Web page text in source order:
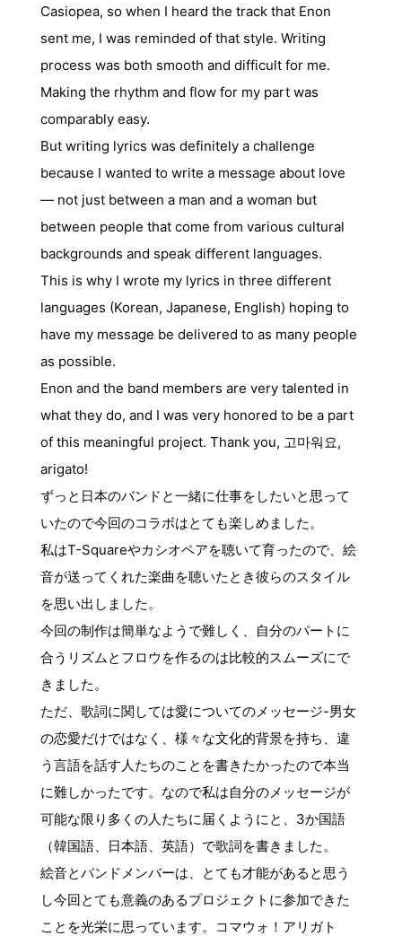
Casiopea, so when I heard the track that Enon
sent me, I was reminded of that style. Writing
process was both smooth and difficult for me.
Making the rhythm and flow for my part was
comparably easy.
But writing lyrics was definitely a challenge
because I wanted to write a message about love
— not just between a man and a woman but
between people that come from various cultural
backgrounds and speak different languages.
This is why I wrote my lyrics in three different
languages (Korean, Japanese, English) hoping to
have my message be delivered to as many people
as possible.
Enon and the band members are very talented in
what they do, and I was very honored to be a part
of this meaningful project. Thank you, 고마워요,
arigato!
ずっと日本のバンドと一緒に仕事をしたいと思って
いたので今回のコラボはとても楽しめました。
私はT-Squareやカシオペアを聴いて育ったので、絵
音が送ってくれた楽曲を聴いたとき彼らのスタイル
を思い出しました。
今回の制作は簡単なようで難しく、自分のパートに
合うリズムとフロウを作るのは比較的スムーズにで
きました。
ただ、歌詞に関しては愛についてのメッセージ-男女
の恋愛だけではなく、様々な文化的背景を持ち、違
う言語を話す人たちのことを書きたかったので本当
に難しかったです。なので私は自分のメッセージが
可能な限り多くの人たちに届くようにと、3か国語
（韓国語、日本語、英語）で歌詞を書きました。
絵音とバンドメンバーは、とても才能があると思う
し今回とても意義のあるプロジェクトに参加できた
ことを光栄に思っています。コマウォ！アリガト